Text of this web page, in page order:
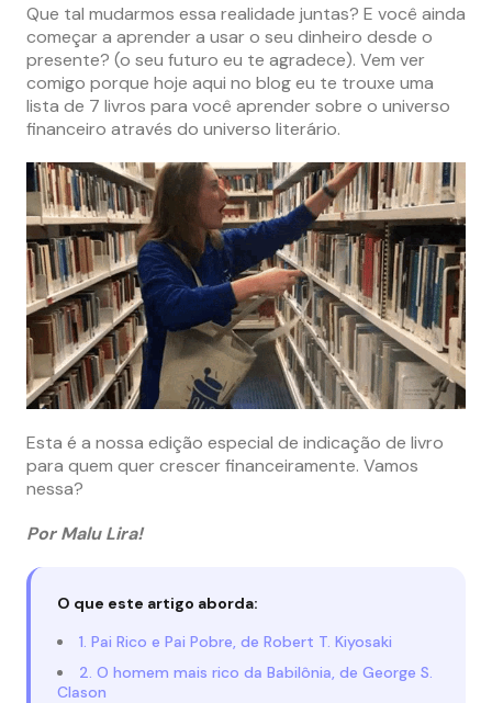
Que tal mudarmos essa realidade juntas? E você ainda
começar a aprender a usar o seu dinheiro desde o
presente? (o seu futuro eu te agradece). Vem ver
comigo porque hoje aqui no blog eu te trouxe uma
lista de 7 livros para você aprender sobre o universo
financeiro através do universo literário.
Esta é a nossa edição especial de indicação de livro
para quem quer crescer financeiramente. Vamos
nessa?
Por Malu Lira!
O que este artigo aborda:
1. Pai Rico e Pai Pobre, de Robert T. Kiyosaki
2. O homem mais rico da Babilônia, de George S.
Clason